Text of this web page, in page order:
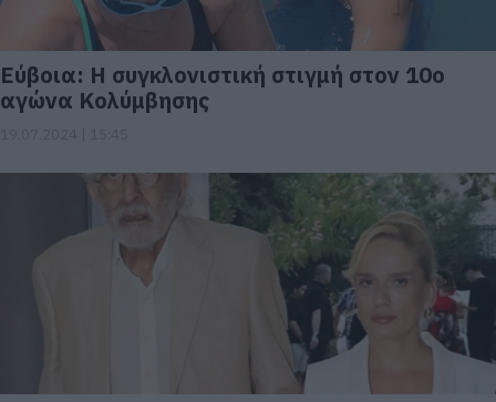
Εύβοια: Η συγκλονιστική στιγμή στον 10ο
αγώνα Κολύμβησης